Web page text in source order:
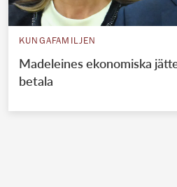
KUNGAFAMILJEN
Madeleines ekonomiska
betala